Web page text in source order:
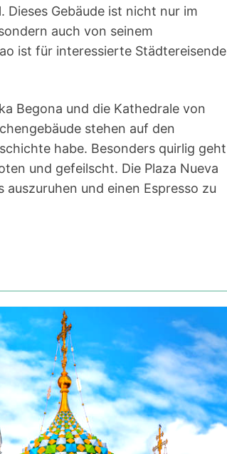
Dieses Gebäude ist nicht nur im
auch von seinem
ist für interessierte Städtereisende
Begona und die Kathedrale von
stehen auf den
habe. Besonders quirlig geht
und gefeilscht. Die Plaza Nueva
und einen Espresso zu